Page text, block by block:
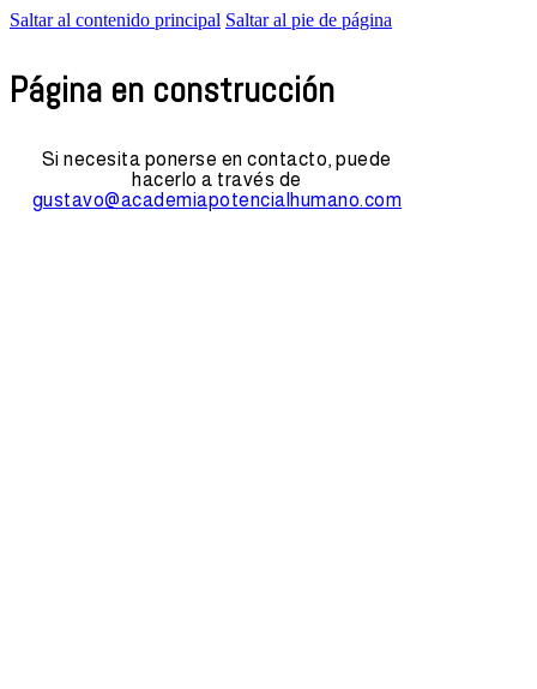
Saltar al contenido principal Saltar al pie de página
Página en construcción
Si necesita ponerse en contacto, puede
hacerlo a través de
gustavo@academiapotencialhumano.com